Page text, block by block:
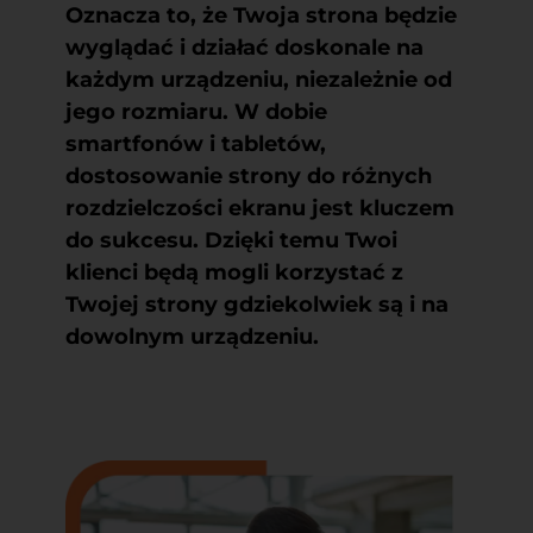
Oznacza to, że Twoja strona będzie
wyglądać i działać doskonale na
każdym urządzeniu, niezależnie od
jego rozmiaru. W dobie
smartfonów i tabletów,
dostosowanie strony do różnych
rozdzielczości ekranu jest kluczem
do sukcesu. Dzięki temu Twoi
klienci będą mogli korzystać z
Twojej strony gdziekolwiek są i na
dowolnym urządzeniu.